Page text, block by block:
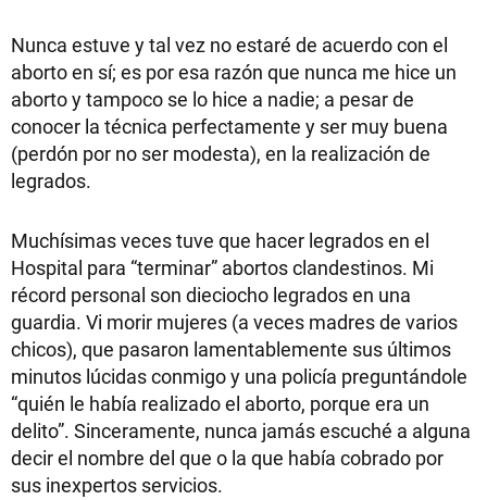
Nunca estuve y tal vez no estaré de acuerdo con el
aborto en sí; es por esa razón que nunca me hice un
aborto y tampoco se lo hice a nadie; a pesar de
conocer la técnica perfectamente y ser muy buena
(perdón por no ser modesta), en la realización de
legrados.
Muchísimas veces tuve que hacer legrados en el
Hospital para “terminar” abortos clandestinos. Mi
récord personal son dieciocho legrados en una
guardia. Vi morir mujeres (a veces madres de varios
chicos), que pasaron lamentablemente sus últimos
minutos lúcidas conmigo y una policía preguntándole
“quién le había realizado el aborto, porque era un
delito”. Sinceramente, nunca jamás escuché a alguna
decir el nombre del que o la que había cobrado por
sus inexpertos servicios.